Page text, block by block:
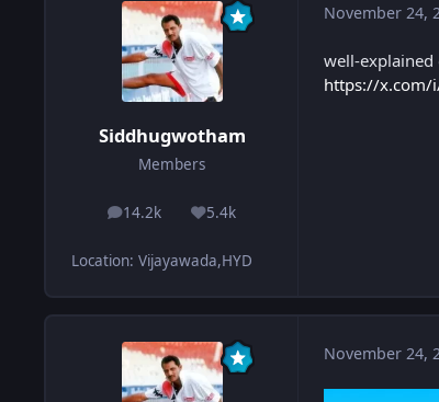
Siddhugwotham
Members
14.2k
posts 5.4k
Reputation
Location: Vijayawada,HYD
November 24,
well-explained
https://x.com/
November 24,